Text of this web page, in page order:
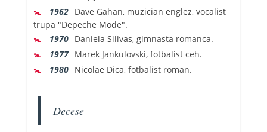
🚼 1962 Dave Gahan, muzician englez, vocalist
trupa "Depeche Mode".
🚼 1970 Daniela Silivas, gimnasta romanca.
🚼 1977 Marek Jankulovski, fotbalist ceh.
🚼 1980 Nicolae Dica, fotbalist roman.
Decese